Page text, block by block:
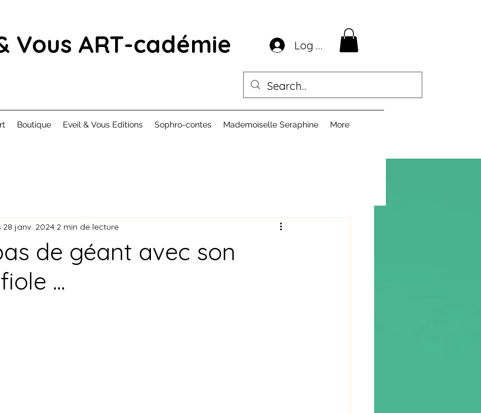
Vous ART-cadémie Log In
Boutique Eveil & Vous Editions Sophro-contes Mademoiselle Seraphine More
de géant avec son
...
28 janv. 2024 2 min de lecture